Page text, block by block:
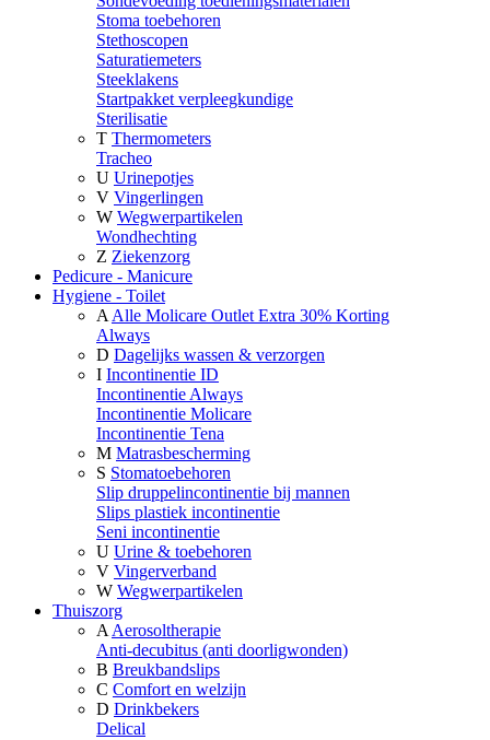
Stoma toebehoren
Stethoscopen
Saturatiemeters
Steeklakens
Startpakket verpleegkundige
Sterilisatie
T Thermometers
Tracheo
U Urinepotjes
V Vingerlingen
W Wegwerpartikelen
Wondhechting
Z Ziekenzorg
Pedicure - Manicure
Hygiene - Toilet
A Alle Molicare Outlet Extra 30% Korting
Always
D Dagelijks wassen & verzorgen
I Incontinentie ID
Incontinentie Always
Incontinentie Molicare
Incontinentie Tena
M Matrasbescherming
S Stomatoebehoren
Slip druppelincontinentie bij mannen
Slips plastiek incontinentie
Seni incontinentie
U Urine & toebehoren
V Vingerverband
W Wegwerpartikelen
Thuiszorg
A Aerosoltherapie
Anti-decubitus (anti doorligwonden)
B Breukbandslips
C Comfort en welzijn
D Drinkbekers
Delical